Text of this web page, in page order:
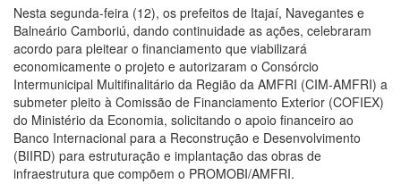
Nesta segunda-feira (12), os prefeitos de Itajaí, Navegantes e
Balneário Camboriú, dando continuidade as ações, celebraram
acordo para pleitear o financiamento que viabilizará
economicamente o projeto e autorizaram o Consórcio
Intermunicipal Multifinalitário da Região da AMFRI (CIM-AMFRI) a
submeter pleito à Comissão de Financiamento Exterior (COFIEX)
do Ministério da Economia, solicitando o apoio financeiro ao
Banco Internacional para a Reconstrução e Desenvolvimento
(BIIRD) para estruturação e implantação das obras de
infraestrutura que compõem o PROMOBI/AMFRI.